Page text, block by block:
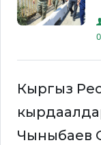
Кыргыз
Чыныбаев